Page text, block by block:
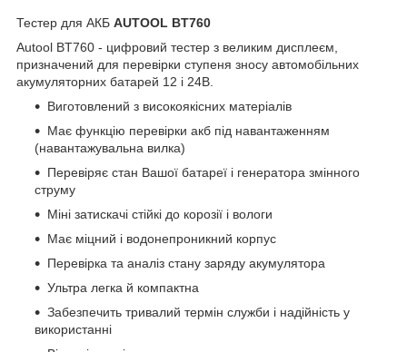
Тестер для АКБ AUTOOL BT760
Autool BT760 - цифровий тестер з великим дисплеєм,
призначений для перевірки ступеня зносу автомобільних
акумуляторних батарей 12 і 24В.
Виготовлений з високоякісних матеріалів
Має функцію перевірки акб під навантаженням
(навантажувальна вилка)
Перевіряє стан Вашої батареї і генератора змінного
струму
Міні затискачі стійкі до корозії і вологи
Має міцний і водонепроникний корпус
Перевірка та аналіз стану заряду акумулятора
Ультра легка й компактна
Забезпечить тривалий термін служби і надійність у
використанні